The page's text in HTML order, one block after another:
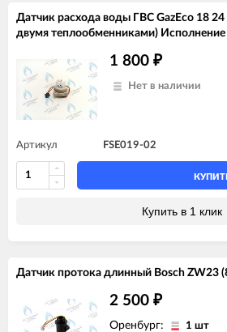
Датчик расхода воды ГВС GazEco 18
двумя теплообменниками) Исполнение
1 800 ₽
Нет в наличии
Артикул FSE019-02
Купить в 1 клик
Датчик протока длинный Bosch ZW23
2 500 ₽
Оренбург: 1 шт